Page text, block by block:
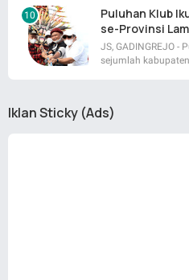
Puluhan Klub
se-Provinsi
JS, GADINGREJO -
sejumlah
Iklan Sticky (Ads)